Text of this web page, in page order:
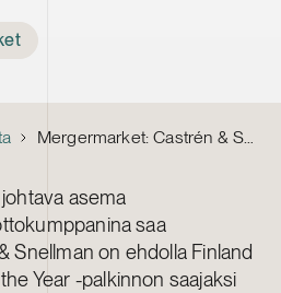
Mergermarket: Castrén & Snellman ehdolla Finland M&A Legal Adviser of the Year -palkinnon saajaksi
asema
saa
Snellman on ehdolla Finland
Year -palkinnon saajaksi